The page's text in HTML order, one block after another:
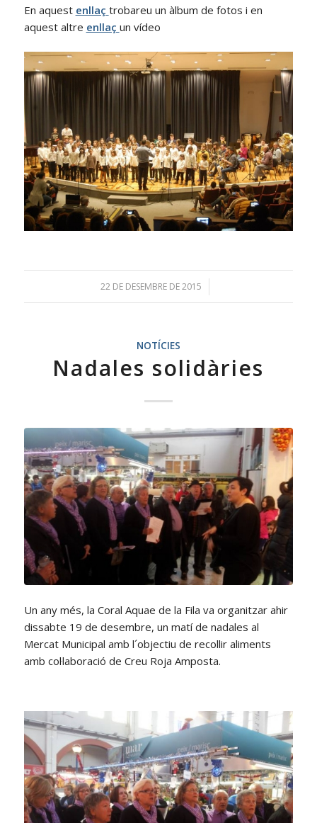
En aquest enllaç trobareu un àlbum de fotos i en
aquest altre enllaç un vídeo
22 DE DESEMBRE DE 2015
/
NOTÍCIES
Nadales solidàries
Un any més, la Coral Aquae de la Fila va organitzar ahir
dissabte 19 de desembre, un matí de nadales al
Mercat Municipal amb l´objectiu de recollir aliments
amb col·laboració de Creu Roja Amposta.